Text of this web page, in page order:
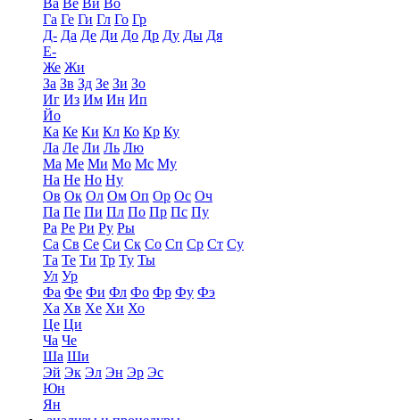
Ва Ве Ви Во
Га Ге Ги Гл Го Гр
Д- Да Де Ди До Др Ду Ды Дя
Е-
Же Жи
За Зв Зд Зе Зи Зо
Иг Из Им Ин Ип
Йо
Ка Ке Ки Кл Ко Кр Ку
Ла Ле Ли Ль Лю
Ма Ме Ми Мо Мс Му
На Не Но Ну
Ов Ок Ол Ом Оп Ор Ос Оч
Па Пе Пи Пл По Пр Пс Пу
Ра Ре Ри Ру Ры
Са Св Се Си Ск Со Сп Ср Ст Су
Та Те Ти Тр Ту Ты
Ул Ур
Фа Фе Фи Фл Фо Фр Фу Фэ
Ха Хв Хе Хи Хо
Це Ци
Ча Че
Ша Ши
Эй Эк Эл Эн Эр Эс
Юн
Ян